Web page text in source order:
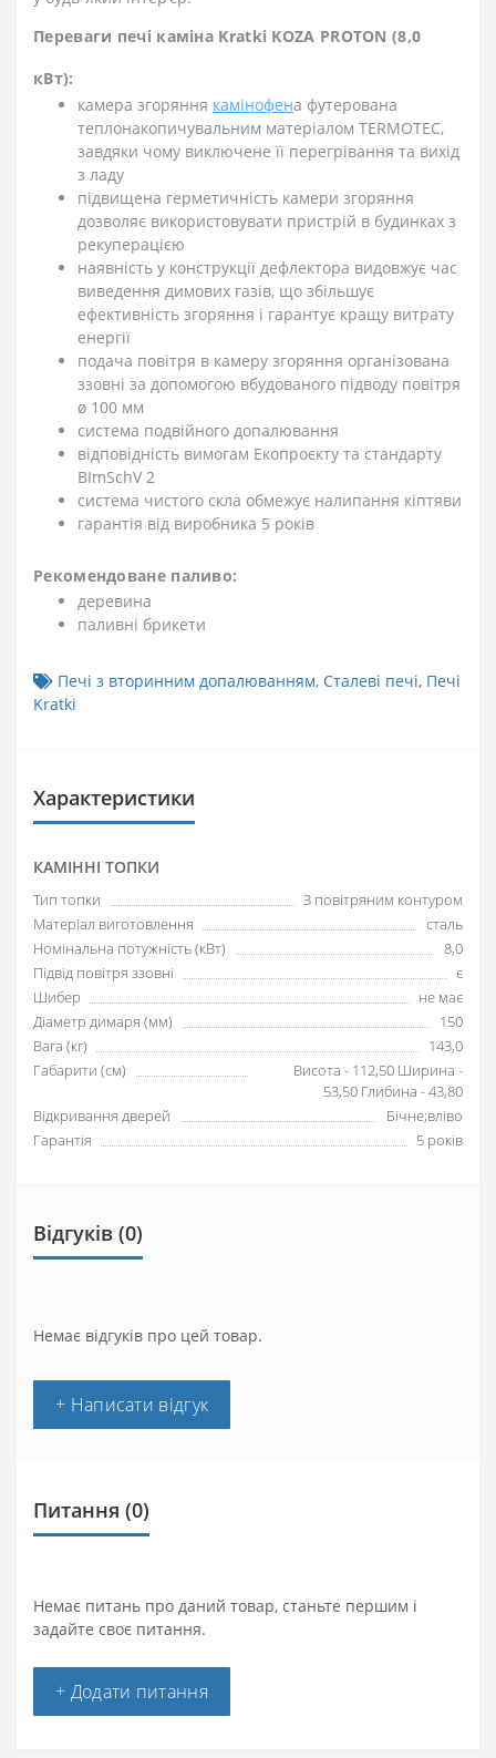
Переваги печі каміна Kratki KOZA PROTON (8,0
кВт):
камера згоряння камінофена футерована
теплонакопичувальним матеріалом TERMOTEC,
завдяки чому виключене її перегрівання та вихід
з ладу
підвищена герметичність камери згоряння
дозволяє використовувати пристрій в будинках з
рекуперацією
наявність у конструкції дефлектора видовжує час
виведення димових газів, що збільшує
ефективність згоряння і гарантує кращу витрату
енергії
подача повітря в камеру згоряння організована
ззовні за допомогою вбудованого підводу повітря
ø 100 мм
система подвійного допалювання
відповідність вимогам Екопроєкту та стандарту
BImSchV 2
система чистого скла обмежує налипання кіптяви
гарантія від виробника 5 років
Рекомендоване паливо:
деревина
паливні брикети
Печі з вторинним допалюванням, Сталеві печі, Печі
Kratki
Характеристики
КАМІННІ ТОПКИ
Тип топки
З повітряним контуром
Матеріал виготовлення
сталь
Номінальна потужність (кВт)
8,0
Підвід повітря ззовні
є
Шибер
не має
Діаметр димаря (мм)
150
Вага (кг)
143,0
Габарити (см)
Висота - 112,50 Ширина -
53,50 Глибина - 43,80
Відкривання дверей
Бічне;вліво
Гарантія
5 років
Відгуків (0)
Немає відгуків про цей товар.
+ Написати відгук
Питання (0)
Немає питань про даний товар, станьте першим і
задайте своє питання.
+ Додати питання